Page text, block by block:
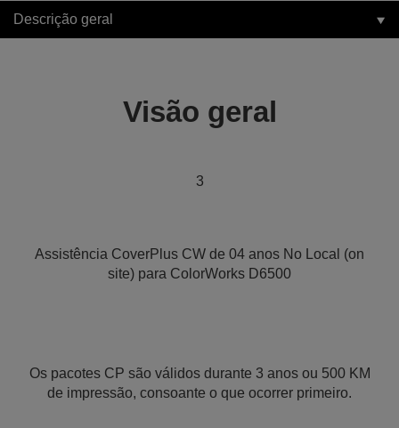
Descrição geral
Visão geral
3
Assistência CoverPlus CW de 04 anos No Local (on
site) para ColorWorks D6500
Os pacotes CP são válidos durante 3 anos ou 500 KM
de impressão, consoante o que ocorrer primeiro.